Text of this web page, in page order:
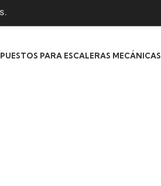
PARA ESCALERAS MECÁNICAS